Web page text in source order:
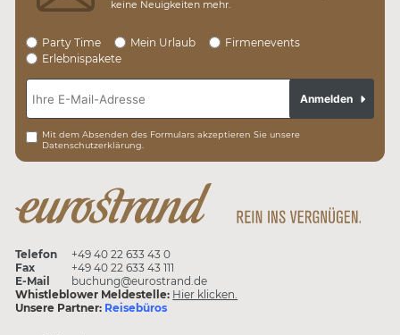
keine Neuigkeiten mehr.
Party Time Mein Urlaub
Firmenevents
Erlebnispakete
Mit dem Absenden des Formulars akzeptieren Sie unsere
Datenschutzerklärung.
Anmelden
Telefon
+49 40 22 633 43 0
Fax
+49 40 22 633 43 111
E-Mail
buchung@eurostrand.de
Whistleblower Meldestelle: Hier klicken.
Unsere Partner: Reisebüros